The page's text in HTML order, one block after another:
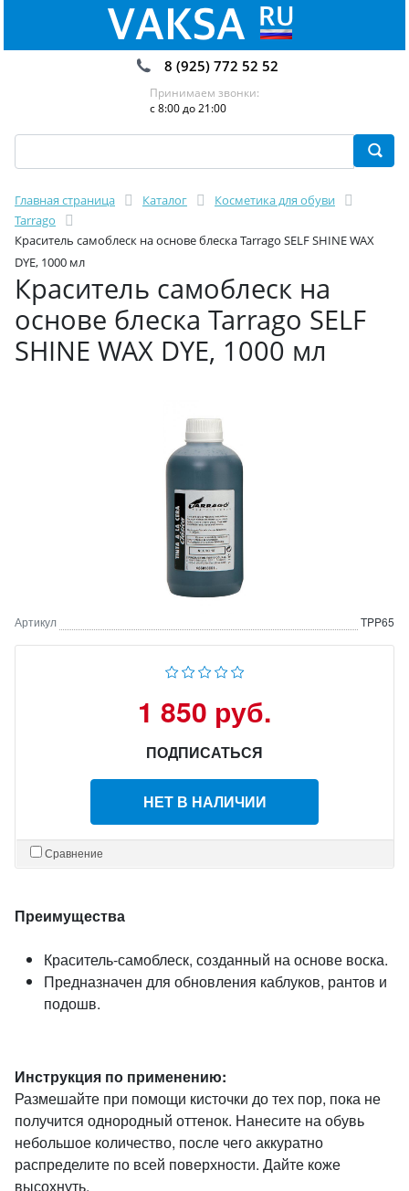
8 (925) 772 52 52
Принимаем звонки:
с 8:00 до 21:00
Главная страница Каталог
Косметика для обуви
Tarrago
Краситель самоблеск на основе блеска Tarrago SELF SHINE WAX
DYE, 1000 мл
Краситель самоблеск на
основе блеска Tarrago SELF
SHINE WAX DYE, 1000 мл
Артикул TPP65
1 850 руб.
ПОДПИСАТЬСЯ
НЕТ В НАЛИЧИИ
Сравнение
Преимущества
Краситель-самоблеск, созданный на основе воска.
Предназначен для обновления каблуков, рантов и
подошв.
Инструкция по применению:
Размешайте при помощи кисточки до тех пор, пока не
получится однородный оттенок. Нанесите на обувь
небольшое количество, после чего аккуратно
распределите по всей поверхности. Дайте коже
высохнуть.